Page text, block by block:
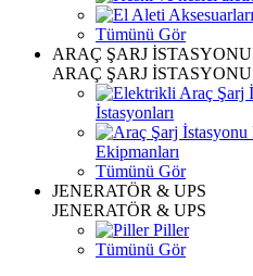
Tümünü Gör
ARAÇ ŞARJ İSTASYONU
ARAÇ ŞARJ İSTASYONU
İstasyonları
Ekipmanları
Tümünü Gör
JENERATÖR & UPS
JENERATÖR & UPS
Piller
Tümünü Gör